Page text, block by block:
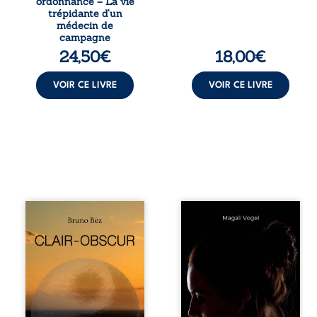
écarté du corps
médical, malgré
une décision de
première instance
trépidante d’un
médecin de
campagne
24,50€
VOIR CE LIVRE
18,00€
VOIR CE LIVRE
Composé en
obscur aborde la
relations
humaines, la
nature et les
territoires à partir
d’expériences
Qui prend soin de
celles et ceux
confions nos
enfants ? Derrière
la douceur
apparente des
maisons d’accueil
se joue une réalité